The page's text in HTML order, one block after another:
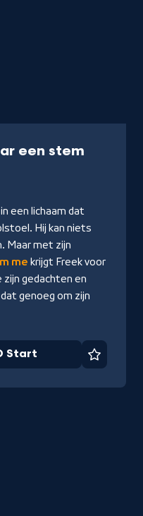
een stem
een lichaam dat
Hij kan niets
Maar met zijn
me krijgt Freek voor
gedachten en
genoeg om zijn
Start